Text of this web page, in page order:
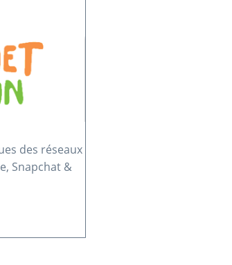
des réseaux
Snapchat &